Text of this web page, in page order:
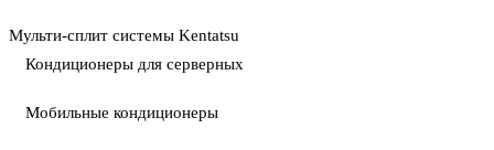
Мульти-сплит системы Kentatsu
Кондиционеры для серверных
Мобильные кондиционеры